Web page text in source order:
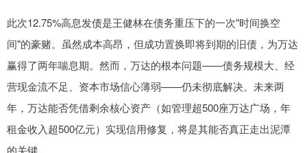
此次12.75%高息发债是王健林在债务重压下的一次"时间换空
间"的豪赌。虽然成本高昂，但成功置换即将到期的旧债，为万达
赢得了两年喘息期。然而，万达的根本问题——债务规模大、经
营现金流不足、资本市场信心薄弱——仍未彻底解决。未来两
年，万达能否凭借剩余核心资产（如管理超500座万达广场，年
租金收入超500亿元）实现信用修复，将是其能否真正走出泥潭
的关键。